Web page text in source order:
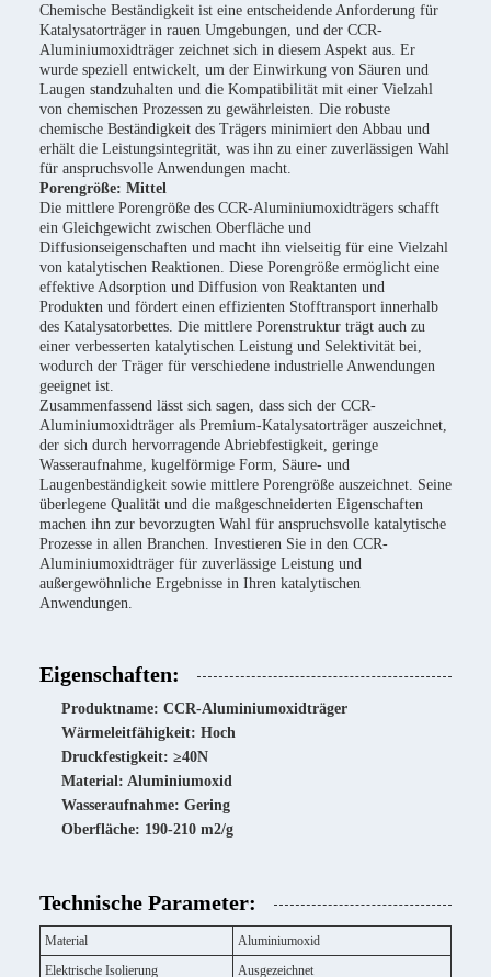
Chemische Beständigkeit ist eine entscheidende Anforderung für
Katalysatorträger in rauen Umgebungen, und der CCR-
Aluminiumoxidträger zeichnet sich in diesem Aspekt aus. Er
wurde speziell entwickelt, um der Einwirkung von Säuren und
Laugen standzuhalten und die Kompatibilität mit einer Vielzahl
von chemischen Prozessen zu gewährleisten. Die robuste
chemische Beständigkeit des Trägers minimiert den Abbau und
erhält die Leistungsintegrität, was ihn zu einer zuverlässigen Wahl
für anspruchsvolle Anwendungen macht.
Porengröße: Mittel
Die mittlere Porengröße des CCR-Aluminiumoxidträgers schafft
ein Gleichgewicht zwischen Oberfläche und
Diffusionseigenschaften und macht ihn vielseitig für eine Vielzahl
von katalytischen Reaktionen. Diese Porengröße ermöglicht eine
effektive Adsorption und Diffusion von Reaktanten und
Produkten und fördert einen effizienten Stofftransport innerhalb
des Katalysatorbettes. Die mittlere Porenstruktur trägt auch zu
einer verbesserten katalytischen Leistung und Selektivität bei,
wodurch der Träger für verschiedene industrielle Anwendungen
geeignet ist.
Zusammenfassend lässt sich sagen, dass sich der CCR-
Aluminiumoxidträger als Premium-Katalysatorträger auszeichnet,
der sich durch hervorragende Abriebfestigkeit, geringe
Wasseraufnahme, kugelförmige Form, Säure- und
Laugenbeständigkeit sowie mittlere Porengröße auszeichnet. Seine
überlegene Qualität und die maßgeschneiderten Eigenschaften
machen ihn zur bevorzugten Wahl für anspruchsvolle katalytische
Prozesse in allen Branchen. Investieren Sie in den CCR-
Aluminiumoxidträger für zuverlässige Leistung und
außergewöhnliche Ergebnisse in Ihren katalytischen
Anwendungen.
Eigenschaften:
Produktname: CCR-Aluminiumoxidträger
Wärmeleitfähigkeit: Hoch
Druckfestigkeit: ≥40N
Material: Aluminiumoxid
Wasseraufnahme: Gering
Oberfläche: 190-210 m2/g
Technische Parameter:
Material
Aluminiumoxid
Elektrische Isolierung
Ausgezeichnet